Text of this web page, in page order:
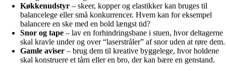
Køkkenudstyr – skeer, kopper og elastikker kan bruges til
balancelege eller små konkurrencer. Hvem kan for eksempel
balancere en ske med en bold længst tid?
Snor og tape – lav en forhindringsbane i stuen, hvor deltagerne
skal kravle under og over “laserstråler” af snor uden at røre dem.
Gamle aviser – brug dem til kreative byggelege, hvor holdene
skal konstruere et tårn eller en bro, der kan bære en genstand.